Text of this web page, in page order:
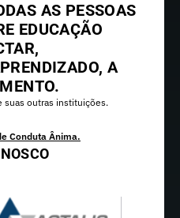
AS PESSOAS
EDUCAÇÃO
A
suas outras instituições.
Conduta Ânima.